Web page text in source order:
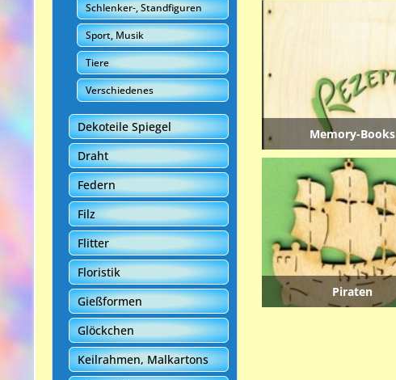
Schlenker-, Standfiguren
Sport, Musik
Tiere
Verschiedenes
Dekoteile Spiegel
Draht
Federn
Filz
Flitter
Floristik
Gießformen
Glöckchen
Keilrahmen, Malkartons
Memory-Books
Piraten